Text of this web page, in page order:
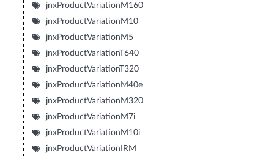
jnxProductVariationM160
jnxProductVariationM10
jnxProductVariationM5
jnxProductVariationT640
jnxProductVariationT320
jnxProductVariationM40e
jnxProductVariationM320
jnxProductVariationM7i
jnxProductVariationM10i
jnxProductVariationIRM